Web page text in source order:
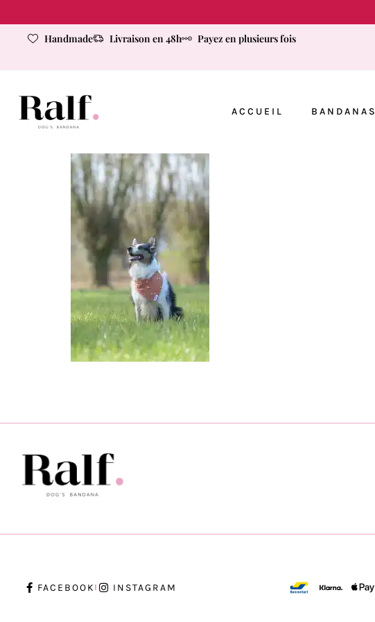
Handmade Livraison en 48h Payez en plusieurs fois
ACCUEIL BANDANAS
FACEBOOK INSTAGRAM